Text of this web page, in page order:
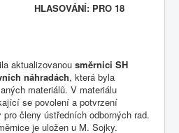
PRO 18
aktualizovanou směrnici SH
náhradách, která byla
materiálů. V materiálu
se povolení a potvrzení
členy ústředních odborných rad.
je uložen u M. Sojky.